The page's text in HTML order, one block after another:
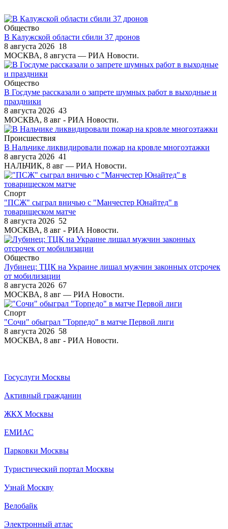
Общество
В Калужской области сбили 37 дронов
8 августа 2026 18
МОСКВА, 8 августа — РИА Новости.
Общество
В Госдуме рассказали о запрете шумных работ в выходные и
праздники
8 августа 2026 43
МОСКВА, 8 авг - РИА Новости.
Происшествия
В Нальчике ликвидировали пожар на кровле многоэтажки
8 августа 2026 41
НАЛЬЧИК, 8 авг — РИА Новости.
Спорт
"ПСЖ" сыграл вничью с "Манчестер Юнайтед" в
товарищеском матче
8 августа 2026 52
МОСКВА, 8 авг - РИА Новости.
Общество
Лубинец: ТЦК на Украине лишал мужчин законных отсрочек
от мобилизации
8 августа 2026 67
МОСКВА, 8 авг — РИА Новости.
Спорт
"Сочи" обыграл "Торпедо" в матче Первой лиги
8 августа 2026 58
МОСКВА, 8 авг - РИА Новости.
Госуслуги Москвы
Активный гражданин
ЖКХ Москвы
ЕМИАС
Парковки Москвы
Туристический портал Москвы
Узнай Москву
Велобайк
Электронный атлас